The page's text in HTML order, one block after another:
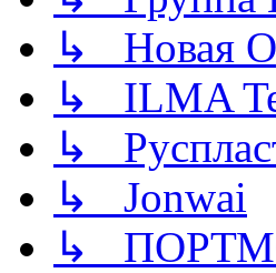
↳ Новая
↳ ILMA
↳
↳ Jonwai
↳